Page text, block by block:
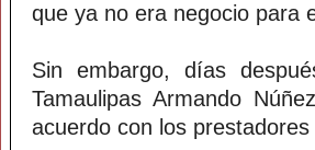
que ya no era negocio para
Sin embargo, días
Tamaulipas Armando
acuerdo con los